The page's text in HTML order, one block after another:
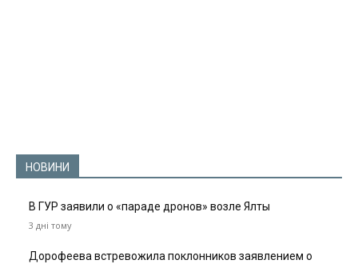
НОВИНИ
В ГУР заявили о «параде дронов» возле Ялты
3 дні тому
Дорофеева встревожила поклонников заявлением о